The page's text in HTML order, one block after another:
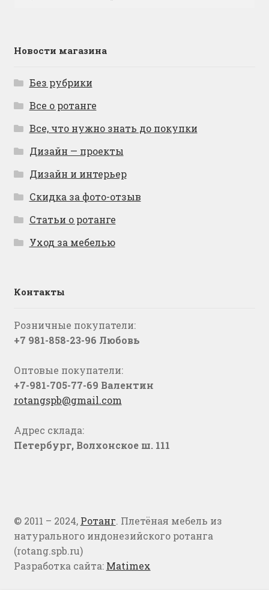
Новости магазина
Без рубрики
Все о ротанге
Все, что нужно знать до покупки
Дизайн — проекты
Дизайн и интерьер
Скидка за фото-отзыв
Статьи о ротанге
Уход за мебелью
Контакты
Розничные покупатели:
+7 981-858-23-96 Любовь
Оптовые покупатели:
+7-981-705-77-69 Валентин
rotangspb@gmail.com
Адрес склада:
Петербург, Волхонское ш. 111
© 2011 – 2024, Ротанг. Плетёная мебель из
натурального индонезийского ротанга
(rotang.spb.ru)
Разработка сайта: Matimex